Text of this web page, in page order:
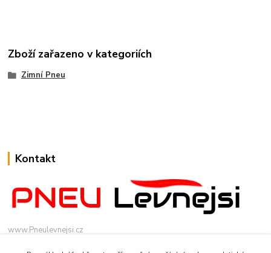
Zboží zařazeno v kategoriích
Zimní Pneu
Kontakt
www.Pneulevnejsi.cz